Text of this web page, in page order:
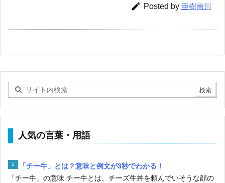
 Posted by 亜樹南川
人気の言葉・用語
「チー牛」とは？意味と例文が3秒でわかる！
「チー牛」の意味 チー牛とは、チーズ牛丼を頼んでいそうな顔の